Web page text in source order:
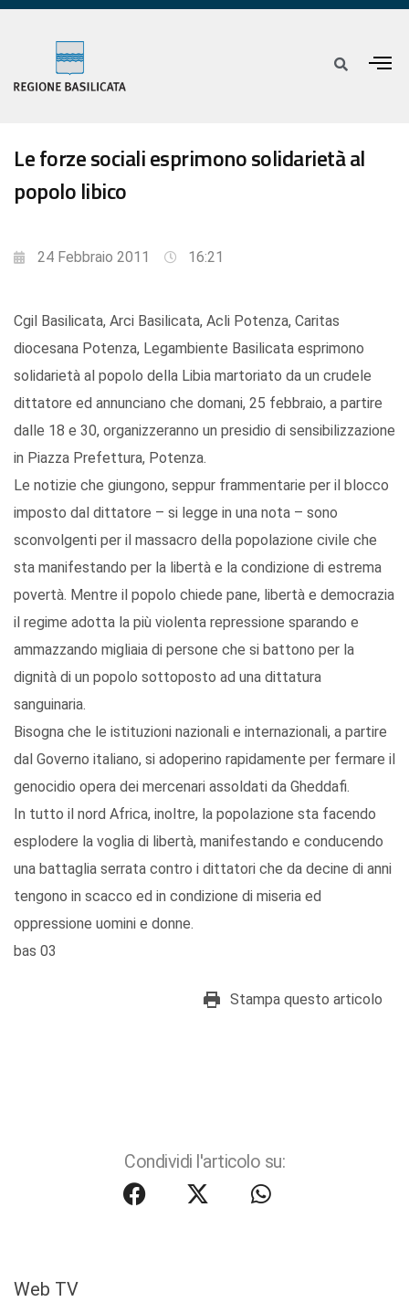
Le forze sociali esprimono solidarietà al
popolo libico
24 Febbraio 2011 16:21
Cgil Basilicata, Arci Basilicata, Acli Potenza, Caritas
diocesana Potenza, Legambiente Basilicata esprimono
solidarietà al popolo della Libia martoriato da un crudele
dittatore ed annunciano che domani, 25 febbraio, a partire
dalle 18 e 30, organizzeranno un presidio di sensibilizzazione
in Piazza Prefettura, Potenza.
Le notizie che giungono, seppur frammentarie per il blocco
imposto dal dittatore – si legge in una nota – sono
sconvolgenti per il massacro della popolazione civile che
sta manifestando per la libertà e la condizione di estrema
povertà. Mentre il popolo chiede pane, libertà e democrazia
il regime adotta la più violenta repressione sparando e
ammazzando migliaia di persone che si battono per la
dignità di un popolo sottoposto ad una dittatura
sanguinaria.
Bisogna che le istituzioni nazionali e internazionali, a partire
dal Governo italiano, si adoperino rapidamente per fermare il
genocidio opera dei mercenari assoldati da Gheddafi.
In tutto il nord Africa, inoltre, la popolazione sta facendo
esplodere la voglia di libertà, manifestando e conducendo
una battaglia serrata contro i dittatori che da decine di anni
tengono in scacco ed in condizione di miseria ed
oppressione uomini e donne.
bas 03
Stampa questo articolo
Condividi l'articolo su:
Web TV